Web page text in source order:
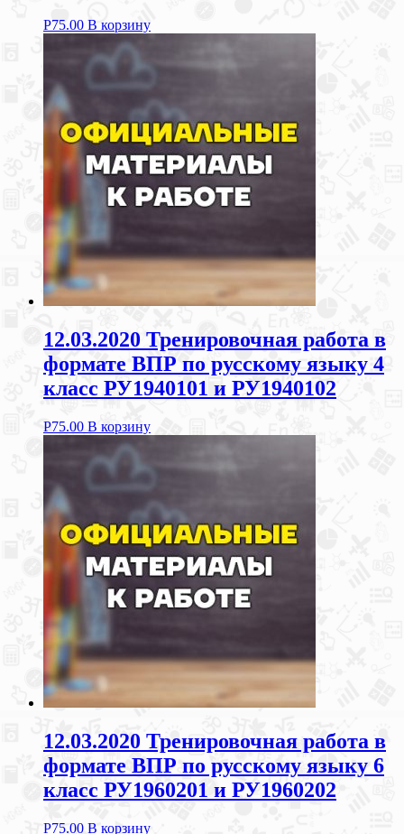
Р75.00 В корзину
12.03.2020 Тренировочная работа в
формате ВПР по русскому языку 4
класс РУ1940101 и РУ1940102
Р75.00 В корзину
12.03.2020 Тренировочная работа в
формате ВПР по русскому языку 6
класс РУ1960201 и РУ1960202
Р75.00 В корзину